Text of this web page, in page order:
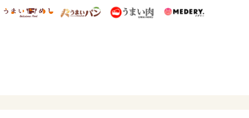
研 ディズニー特集
mimot. うまいめし うまいパン うまい肉